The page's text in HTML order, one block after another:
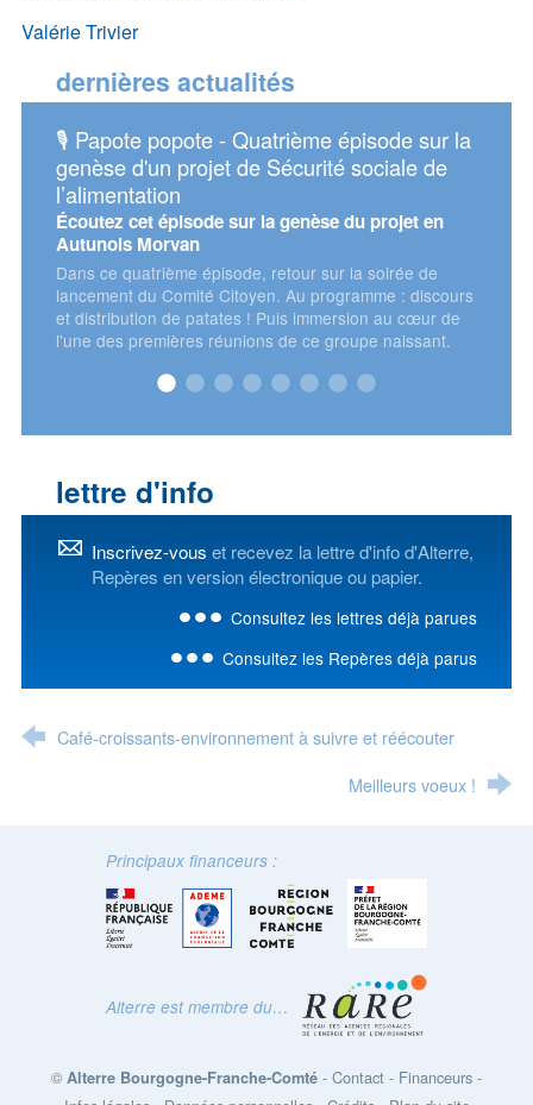
Valérie Trivier
dernières actualités
🎙️ Papote popote - Quatrième épisode sur la
genèse d'un projet de Sécurité sociale de
l’alimentation
Écoutez cet épisode sur la genèse du projet en
Autunois Morvan
Dans ce quatrième épisode, retour sur la soirée de
lancement du Comité Citoyen. Au programme : discours
et distribution de patates ! Puis immersion au cœur de
l'une des premières réunions de ce groupe naissant.
lettre d'info
Inscrivez-vous et recevez la lettre d'info d'Alterre,
Repères en version électronique ou papier.
Consultez les lettres déjà parues
Consultez les Repères déjà parus
Café-croissants-environnement à suivre et réécouter
Meilleurs voeux !
Principaux financeurs :
Alterre est membre du…
© Alterre Bourgogne-Franche-Comté - Contact - Financeurs -